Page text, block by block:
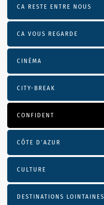
CA RESTE ENTRE NOUS
CA VOUS REGARDE
CINÉMA
CITY-BREAK
CONFIDENT
CÔTE D’AZUR
CULTURE
DESTINATIONS LOINTAINES